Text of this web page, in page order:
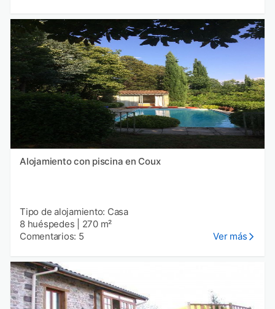
Alojamiento con piscina en Coux
Tipo de alojamiento: Casa
8 huéspedes
270 m²
Comentarios: 5
Ver más